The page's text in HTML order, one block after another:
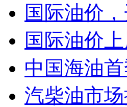
国际油价
国际油价
中国海油
汽柴油市